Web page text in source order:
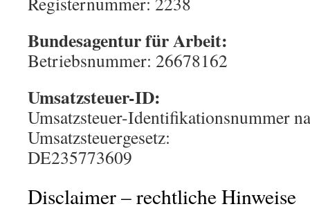
Bundesagentur für Arbeit:
Betriebsnummer: 26678162
Umsatzsteuer-ID:
Umsatzsteuer-Identifikationsnummer
Umsatzsteuergesetz:
DE235773609
Disclaimer – rechtliche Hinweise